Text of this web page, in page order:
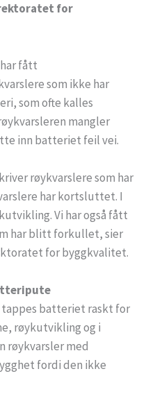
for
fått
som ikke har
som ofte kalles
mangler
inn batteriet feil vei.
røykvarslere som har
har kortsluttet. I
Vi har også fått
har blitt forkullet, sier
for byggkvalitet.
batteriet raskt for
røykutvikling og i
røykvarsler med
fordi den ikke